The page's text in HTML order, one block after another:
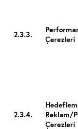
2.3.3.
Çerezleri
2.3.4.
Reklam/
Çerezleri